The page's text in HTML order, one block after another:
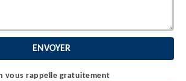
vous rappelle gratuitement